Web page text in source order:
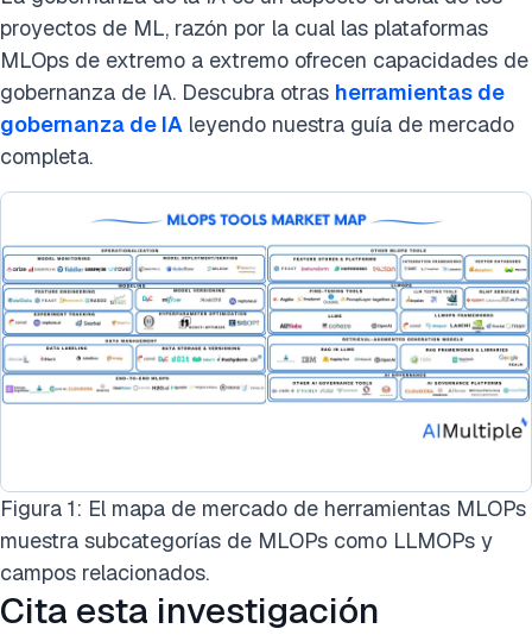
proyectos de ML, razón por la cual las plataformas
MLOps de extremo a extremo ofrecen capacidades de
gobernanza de IA. Descubra otras herramientas de
gobernanza de IA leyendo nuestra guía de mercado
completa.
Figura 1: El mapa de mercado de herramientas MLOPs
muestra subcategorías de MLOPs como LLMOPs y
campos relacionados.
Cita esta investigación